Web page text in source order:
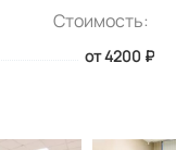
Стоимость:
от 4200 ₽